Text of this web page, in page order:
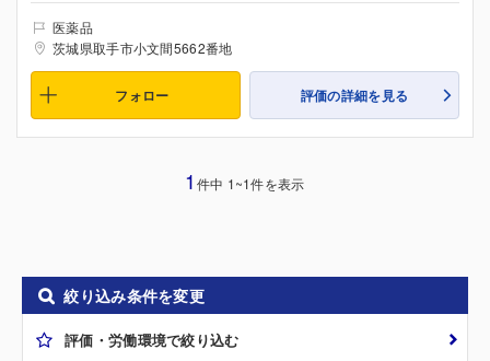
医薬品
茨城県取手市小文間5662番地
フォロー 評価の詳細を見る
1 件中 1~1件を表示
絞り込み条件を変更
評価・労働環境で絞り込む